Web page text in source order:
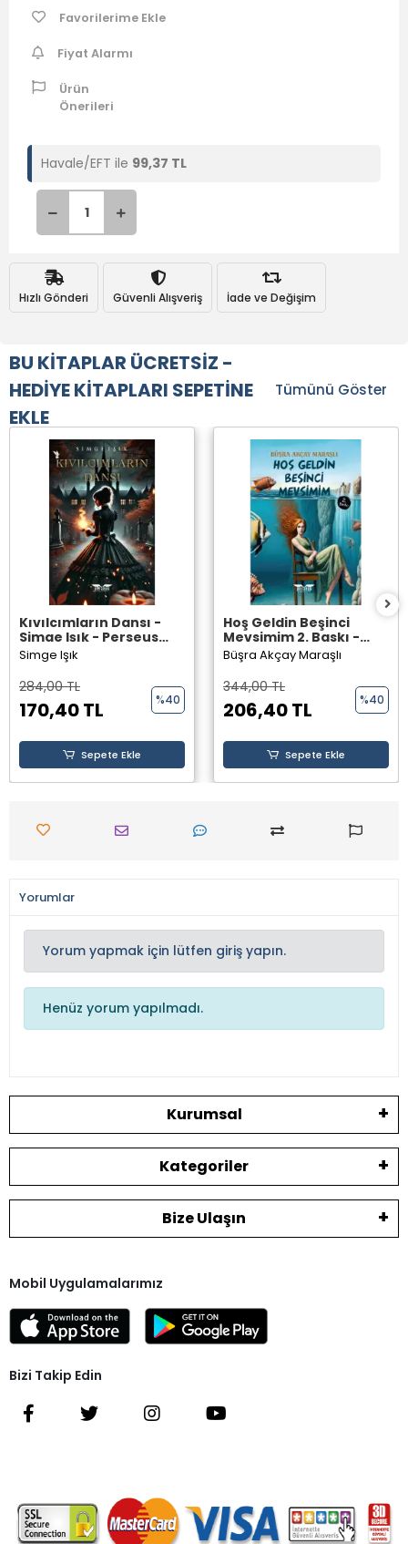
Favorilerime Ekle
Fiyat Alarmı
Ürün
Önerileri
Havale/EFT ile 99,37 TL
Hızlı Gönderi Güvenli Alışveriş İade ve Değişim
BU KİTAPLAR ÜCRETSİZ -
HEDİYE KİTAPLARI SEPETİNE
EKLE
Tümünü Göster
Kıvılcımların Dansı -
Simge Işık - Perseus
Yayınevi -
Simge Işık
284,00 TL
170,40 TL %40
Sepete Ekle
Hoş Geldin Beşinci
Mevsimim 2. Baskı -
Büşra Akçay Maraşlı -
Perseus Yayınevi -
Büşra Akçay Maraşlı
344,00 TL
206,40 TL %40
Sepete Ekle
Yorumlar
Yorum yapmak için lütfen giriş yapın.
Henüz yorum yapılmadı.
Kurumsal
Kategoriler
Bize Ulaşın
Mobil Uygulamalarımız
Bizi Takip Edin